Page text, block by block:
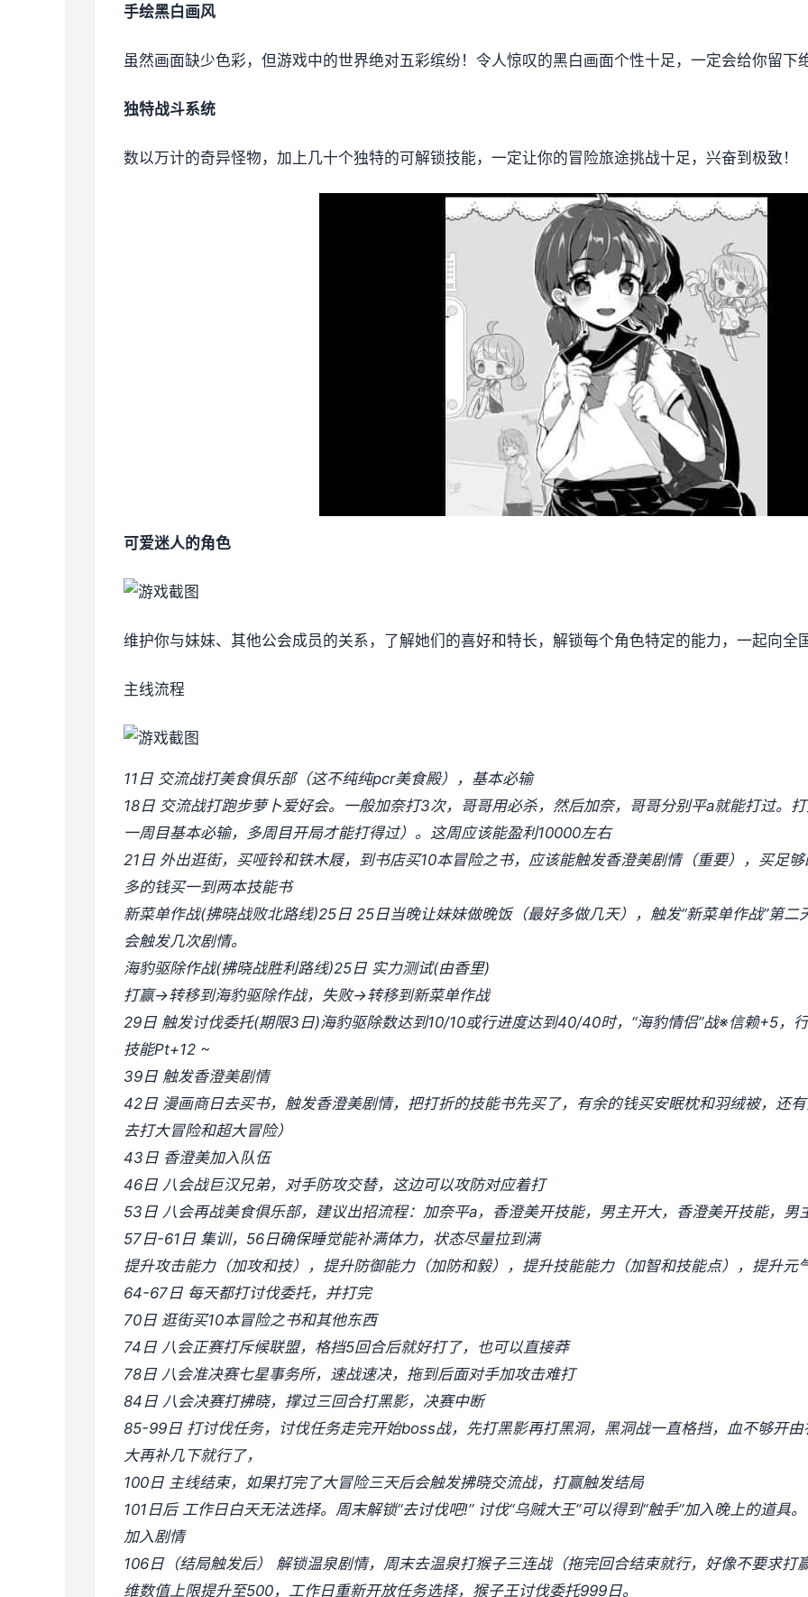
手绘黑白画风
虽然画面缺少色彩，但游戏中的世界绝对五彩缤纷！令人惊叹的黑白画面个性十足，一定会给你留下
独特战斗系统
数以万计的奇异怪物，加上几十个独特的可解锁技能，一定让你的冒险旅途挑战十足，兴奋到极致！
可爱迷人的角色
维护你与妹妹、其他公会成员的关系，了解她们的喜好和特长，解锁每个角色特定的能力，一起向全
主线流程
11日 交流战打美食俱乐部（这不纯纯pcr美食殿），基本必输
18日 交流战打跑步萝卜爱好会。一般加奈打3次，哥哥用必杀，然后加奈，哥哥分别平a就能打过。
一周目基本必输，多周目开局才能打得过）。这周应该能盈利10000左右
21日 外出逛街，买哑铃和铁木屐，到书店买10本冒险之书，应该能触发香澄美剧情（重要），买足
多的钱买一到两本技能书
新菜单作战(拂晓战败北路线)25日 25日当晚让妹妹做晚饭（最好多做几天），触发“新菜单作战”第二
会触发几次剧情。
海豹驱除作战(拂晓战胜利路线)25日 实力测试(由香里)
打赢→转移到海豹驱除作战，失败→转移到新菜单作战
29日 触发讨伐委托(期限3日)海豹驱除数达到10/10或行进度达到40/40时，“海豹情侣”战※信赖+5，
技能Pt+12 ~
39日 触发香澄美剧情
42日 漫画商日去买书，触发香澄美剧情，把打折的技能书先买了，有余的钱买安眠枕和羽绒被，还
去打大冒险和超大冒险）
43日 香澄美加入队伍
46日 八会战巨汉兄弟，对手防攻交替，这边可以攻防对应着打
53日 八会再战美食俱乐部，建议出招流程：加奈平a，香澄美开技能，男主开大，香澄美开技能，男
57日-61日 集训，56日确保睡觉能补满体力，状态尽量拉到满
提升攻击能力（加攻和技），提升防御能力（加防和毅），提升技能能力（加智和技能点），提升元
64-67日 每天都打讨伐委托，并打完
70日 逛街买10本冒险之书和其他东西
74日 八会正赛打斥候联盟，格挡5回合后就好打了，也可以直接莽
78日 八会准决赛七星事务所，速战速决，拖到后面对手加攻击难打
84日 八会决赛打拂晓，撑过三回合打黑影，决赛中断
85-99日 打讨伐任务，讨伐任务走完开始boss战，先打黑影再打黑洞，黑洞战一直格挡，血不够开
大再补几下就行了，
100日 主线结束，如果打完了大冒险三天后会触发拂晓交流战，打赢触发结局
101日后 工作日白天无法选择。周末解锁“去讨伐吧!” 讨伐“乌贼大王”可以得到“触手”加入晚上的道具
加入剧情
106日（结局触发后） 解锁温泉剧情，周末去温泉打猴子三连战（拖完回合结束就行，好像不要求打
维数值上限提升至500，工作日重新开放任务选择，猴子王讨伐委托999日。